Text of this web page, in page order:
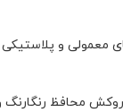
معمولی و
روکش محافظ